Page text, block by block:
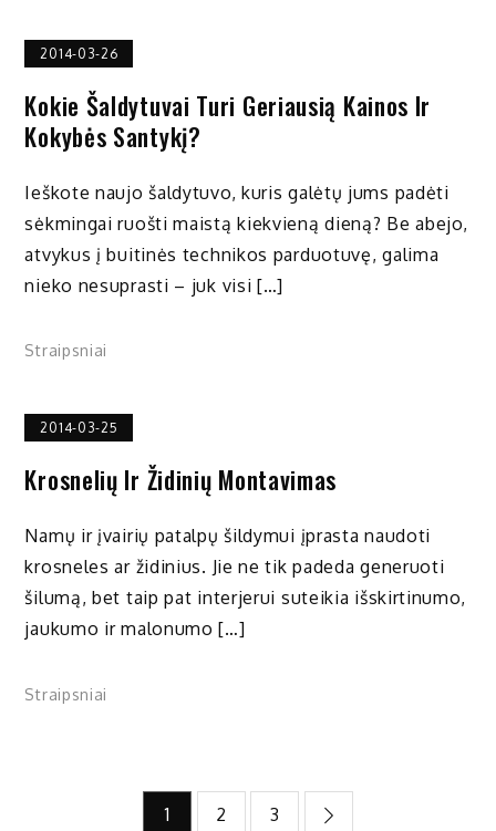
2014-03-26
Kokie Šaldytuvai Turi Geriausią Kainos Ir
Kokybės Santykį?
Ieškote naujo šaldytuvo, kuris galėtų jums padėti
sėkmingai ruošti maistą kiekvieną dieną? Be abejo,
atvykus į buitinės technikos parduotuvę, galima
nieko nesuprasti – juk visi […]
Straipsniai
2014-03-25
Krosnelių Ir Židinių Montavimas
Namų ir įvairių patalpų šildymui įprasta naudoti
krosneles ar židinius. Jie ne tik padeda generuoti
šilumą, bet taip pat interjerui suteikia išskirtinumo,
jaukumo ir malonumo […]
Straipsniai
1 2 3